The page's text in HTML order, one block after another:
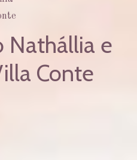
Nathállia e
Conte